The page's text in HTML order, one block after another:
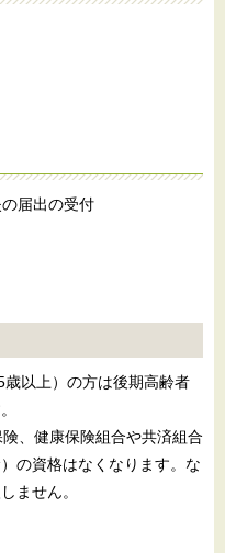
届出の受付
以上）の方は後期高齢者
、健康保険組合や共済組合
の資格はなくなります。な
ません。